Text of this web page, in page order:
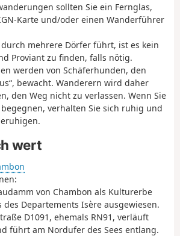
sollten Sie ein Fernglas,
Karte und/oder einen Wanderführer
mehrere Dörfer führt, ist es kein
Proviant zu finden, falls nötig.
werden von Schäferhunden, den
bewacht. Wanderern wird daher
den Weg nicht zu verlassen. Wenn Sie
verhalten Sie sich ruhig und
wert
von Chambon als Kulturerbe
des Departements Isère ausgewiesen.
D1091, ehemals RN91, verläuft
führt am Nordufer des Sees entlang.